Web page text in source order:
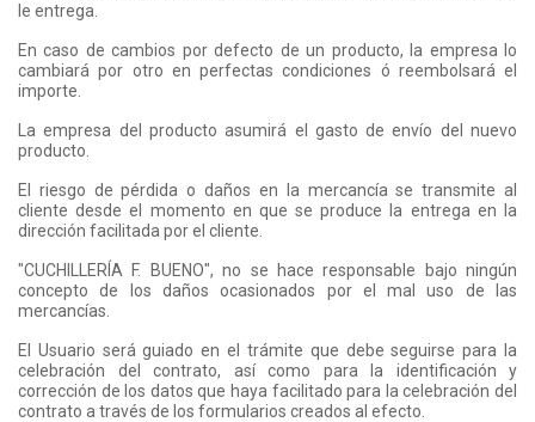
le entrega.
En caso de cambios por defecto de un producto, la empresa lo
cambiará por otro en perfectas condiciones ó reembolsará el
importe.
La empresa del producto asumirá el gasto de envío del nuevo
producto.
El riesgo de pérdida o daños en la mercancía se transmite al
cliente desde el momento en que se produce la entrega en la
dirección facilitada por el cliente.
"CUCHILLERÍA F. BUENO", no se hace responsable bajo ningún
concepto de los daños ocasionados por el mal uso de las
mercancías.
El Usuario será guiado en el trámite que debe seguirse para la
celebración del contrato, así como para la identificación y
corrección de los datos que haya facilitado para la celebración del
contrato a través de los formularios creados al efecto.